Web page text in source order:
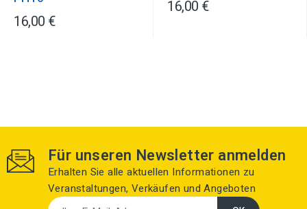
16,00 €
16,00 €
Für unseren Newsletter anmelden
Erhalten Sie alle aktuellen Informationen zu
Veranstaltungen, Verkäufen und Angeboten